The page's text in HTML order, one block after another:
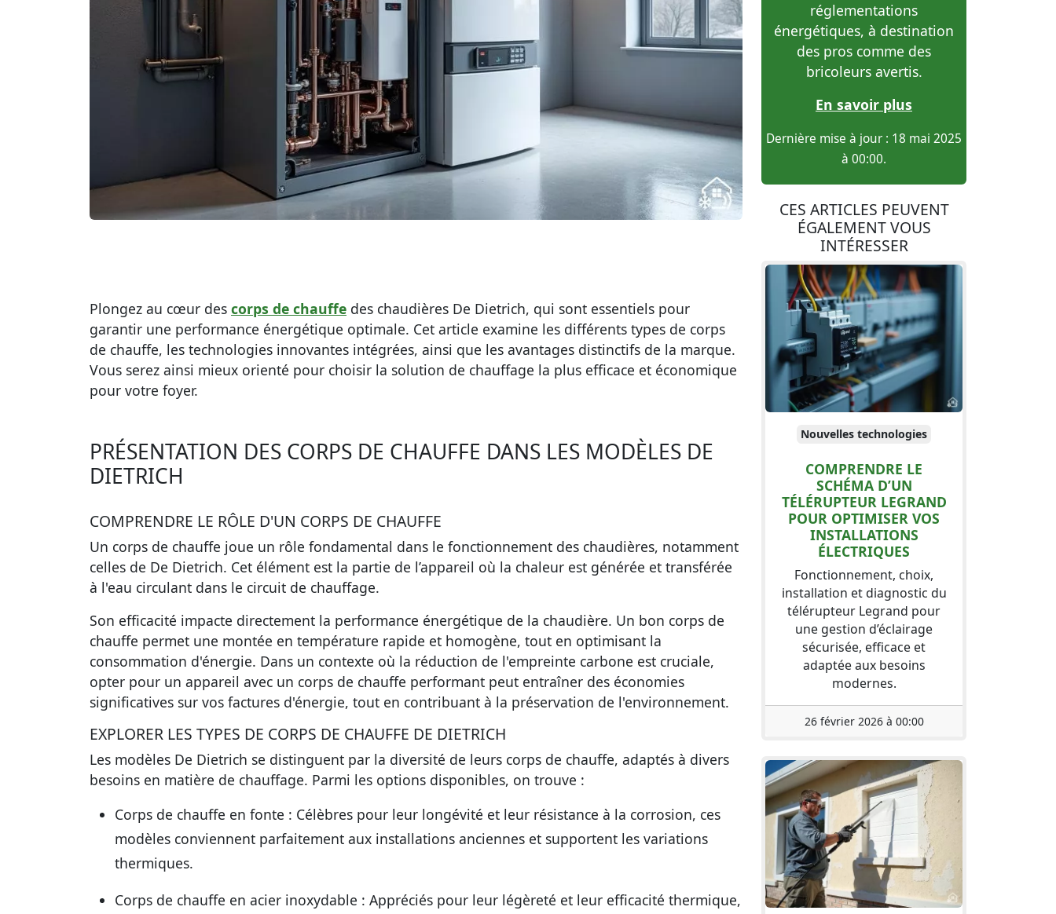
Plongez au cœur des corps de chauffe des chaudières De Dietrich, qui sont essentiels pour
garantir une performance énergétique optimale. Cet article examine les différents types de corps
de chauffe, les technologies innovantes intégrées, ainsi que les avantages distinctifs de la marque.
Vous serez ainsi mieux orienté pour choisir la solution de chauffage la plus efficace et économique
pour votre foyer.
PRÉSENTATION DES CORPS DE CHAUFFE DANS LES MODÈLES DE
DIETRICH
COMPRENDRE LE RÔLE D'UN CORPS DE CHAUFFE
Un corps de chauffe joue un rôle fondamental dans le fonctionnement des chaudières, notamment
celles de De Dietrich. Cet élément est la partie de l’appareil où la chaleur est générée et transférée
à l'eau circulant dans le circuit de chauffage.
Son efficacité impacte directement la performance énergétique de la chaudière. Un bon corps de
chauffe permet une montée en température rapide et homogène, tout en optimisant la
consommation d'énergie. Dans un contexte où la réduction de l'empreinte carbone est cruciale,
opter pour un appareil avec un corps de chauffe performant peut entraîner des économies
significatives sur vos factures d'énergie, tout en contribuant à la préservation de l'environnement.
EXPLORER LES TYPES DE CORPS DE CHAUFFE DE DIETRICH
Les modèles De Dietrich se distinguent par la diversité de leurs corps de chauffe, adaptés à divers
besoins en matière de chauffage. Parmi les options disponibles, on trouve :
Corps de chauffe en fonte : Célèbres pour leur longévité et leur résistance à la corrosion, ces
modèles conviennent parfaitement aux installations anciennes et supportent les variations
thermiques.
Corps de chauffe en acier inoxydable : Appréciés pour leur légèreté et leur efficacité thermique,
réglementations
énergétiques, à destination
des pros comme des
bricoleurs avertis.
En savoir plus
Dernière mise à jour : 18 mai 2025
à 00:00.
CES ARTICLES PEUVENT
ÉGALEMENT VOUS
INTÉRESSER
Nouvelles technologies
COMPRENDRE LE
SCHÉMA D’UN
TÉLÉRUPTEUR LEGRAND
POUR OPTIMISER VOS
INSTALLATIONS
ÉLECTRIQUES
Fonctionnement, choix,
installation et diagnostic du
télérupteur Legrand pour
une gestion d’éclairage
sécurisée, efficace et
adaptée aux besoins
modernes.
26 février 2026 à 00:00